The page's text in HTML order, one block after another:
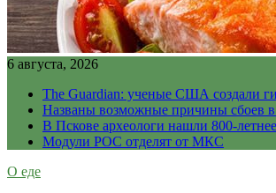
6 августа, 2026
The Guardian: ученые США создали
Названы возможные причины сбоев в
В Пскове археологи нашли 800-
Модули РОС отделят от МКС
О еде